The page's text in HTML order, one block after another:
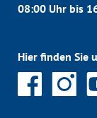
08:00 Uhr bis
Hier finden Sie